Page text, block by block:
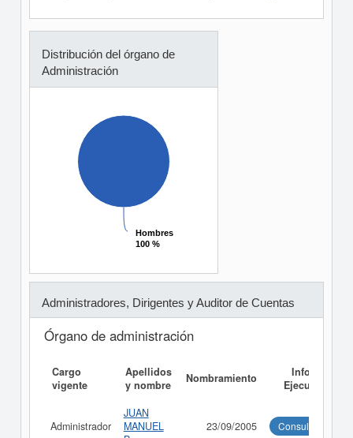
Distribución del órgano de
Administración
Hombres
100 %
Hombres
100 %
Administradores, Dirigentes y Auditor de Cuentas
Órgano de administración
Cargo
vigente
Apellidos
y nombre
Nombramiento
Informe
Ejecutivo
Administrador
JUAN
MANUEL
23/09/2005 Consultar